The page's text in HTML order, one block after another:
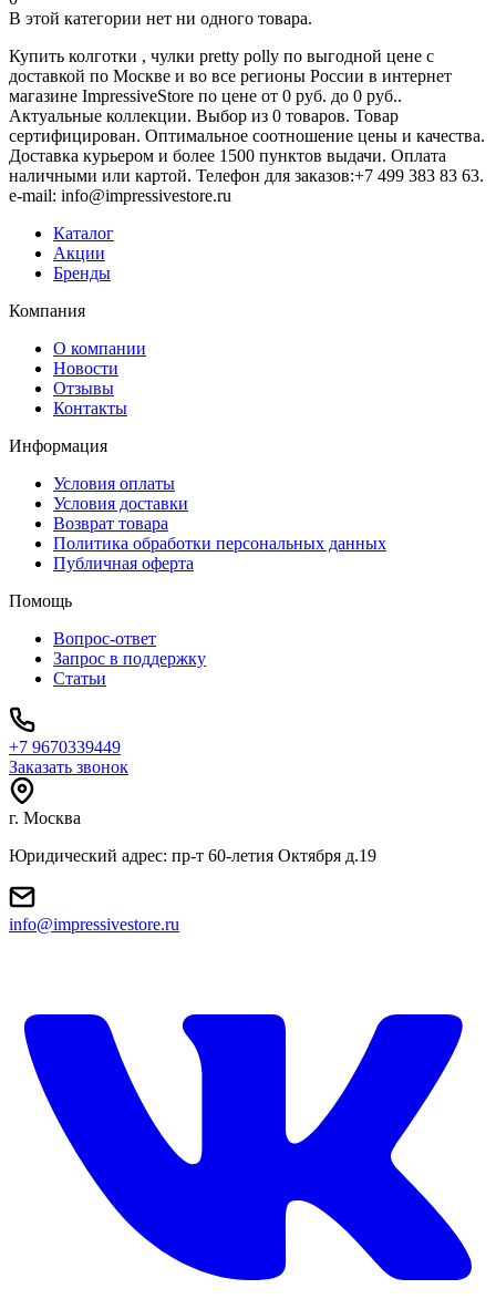
В этой категории нет ни одного товара.
Купить колготки , чулки pretty polly по выгодной цене с
доставкой по Москве и во все регионы России в интернет
магазине ImpressiveStore по цене от 0 руб. до 0 руб..
Актуальные коллекции. Выбор из 0 товаров. Товар
сертифицирован. Оптимальное соотношение цены и качества.
Доставка курьером и более 1500 пунктов выдачи. Оплата
наличными или картой. Телефон для заказов:+7 499 383 83 63.
e-mail: info@impressivestore.ru
Каталог
Акции
Бренды
Компания
О компании
Новости
Отзывы
Контакты
Информация
Условия оплаты
Условия доставки
Возврат товара
Политика обработки персональных данных
Публичная оферта
Помощь
Вопрос-ответ
Запрос в поддержку
Статьи
+7 9670339449
Заказать звонок
г. Москва
Юридический адрес: пр-т 60-летия Октября д.19
info@impressivestore.ru